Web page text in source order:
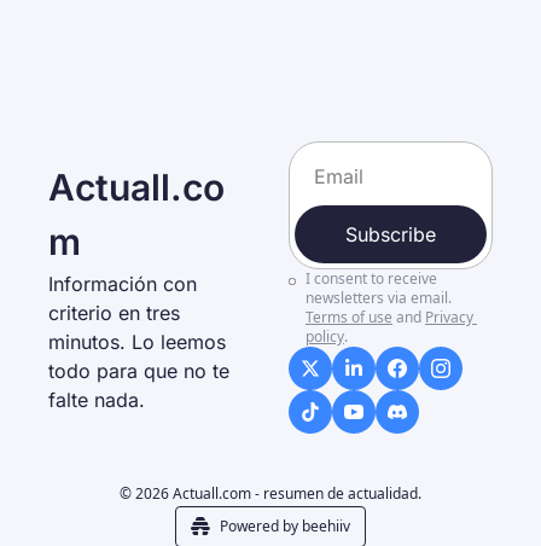
Actuall.co
m
Información con
criterio en tres
minutos. Lo leemos
todo para que no te
falte nada.
Subscribe
I consent to receive
newsletters via email.
Terms of use and Privacy
policy.
© 2026 Actuall.com - resumen de actualidad.
Powered by beehiiv